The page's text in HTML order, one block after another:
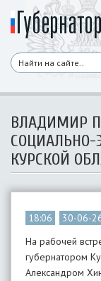
ВЛАДИМИР
КУРСКОЙ
18:06 30-06-
На рабочей
губернатором
Александром